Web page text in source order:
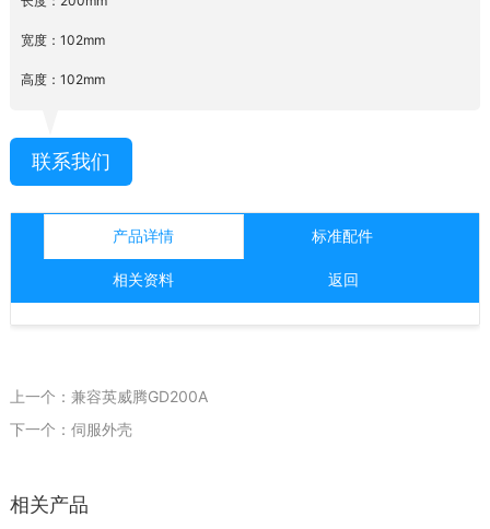
宽度：102mm
高度：102mm
联系我们
产品详情 标准配件
相关资料 返回
上一个：兼容英威腾GD200A
下一个：伺服外壳
相关产品